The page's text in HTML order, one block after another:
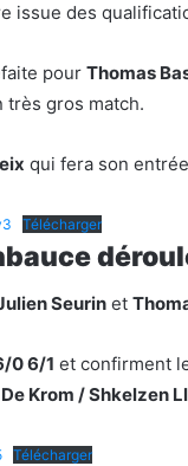
issue des
pour Thomas
très gros match.
qui fera son
Télécharger
Seurin et
0 6/1 et confirment
Krom / Shkelzen
Télécharger